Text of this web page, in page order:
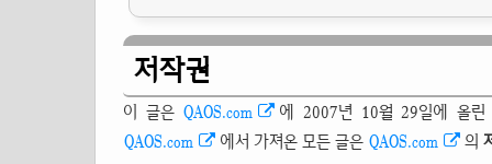
저작권
이 글은 QAOS.com
에 2007년 10월 29일에 올
QAOS.com
에서 가져온 모든 글은 QAOS.com 의